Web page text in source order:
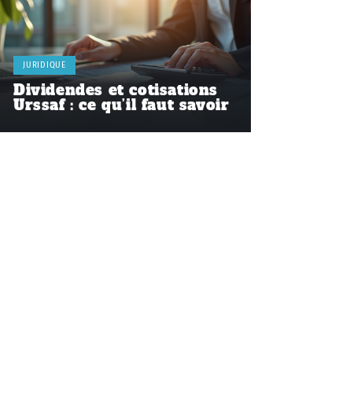
JURIDIQUE
Dividendes et cotisations
Urssaf : ce qu’il faut savoir